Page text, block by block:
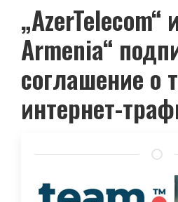
„AzerTelecom“
Armenia“
соглашение о
интернет-